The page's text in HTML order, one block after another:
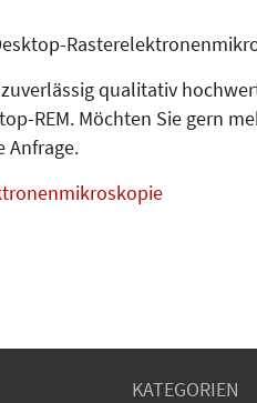
qualitativ
REM. Möchten Sie gern
Anfrage.
KATEGORIEN